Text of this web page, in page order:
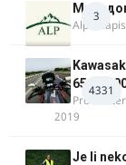
3
Alp ·
4331
650/
ProMaster
2019
Je li